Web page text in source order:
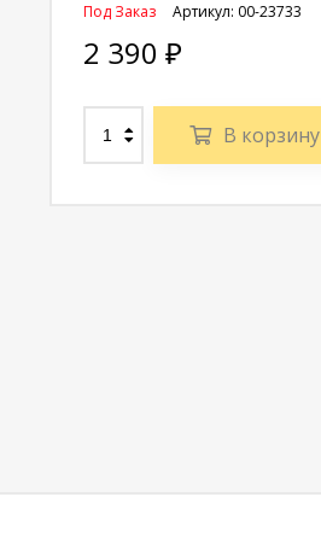
Артикул: 00-23733
Под Заказ
2 390 ₽
В корзину